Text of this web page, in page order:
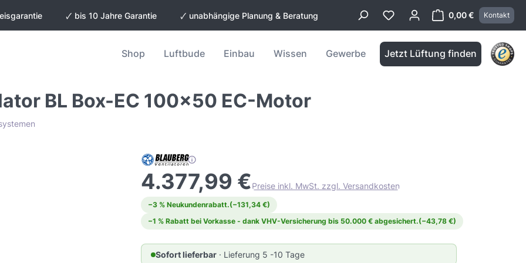
🗸 bis 10 Jahre Garantie 🗸 unabhängige Planung & Beratung 0,00 €
Warenkorb
Kontakt
Shop Luftbude Einbau Wissen Gewerbe Jetzt Lüftung finden
BL Box-EC 100x50 EC-Motor
4.377,99 €Preise inkl. MwSt. zzgl. Versandkosten
−3 % Neukundenrabatt.(−131,34 €)
−1 % Rabatt bei Vorkasse - dank VHV-Versicherung bis 50.000 € abgesichert.(−43,78 €)
Sofort lieferbar · Lieferung 5 -10 Tage